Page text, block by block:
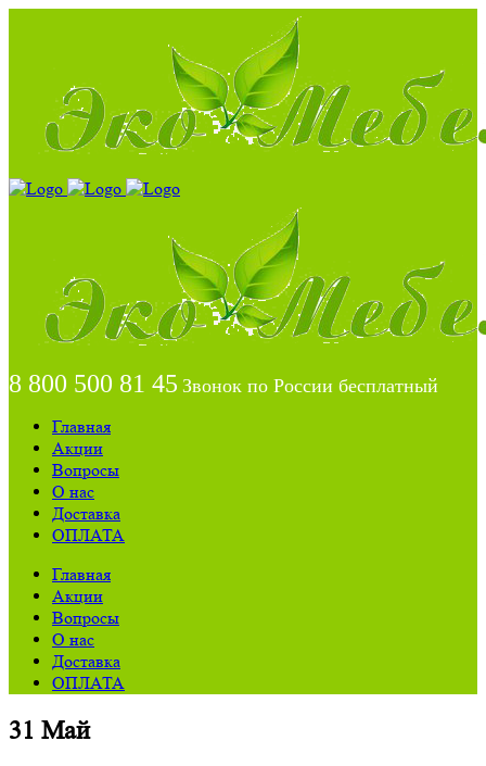
8 800 500 81 45 Звонок по России бесплатный
Главная
Акции
Вопросы
О нас
Доставка
ОПЛАТА
Главная
Акции
Вопросы
О нас
Доставка
ОПЛАТА
31 Май